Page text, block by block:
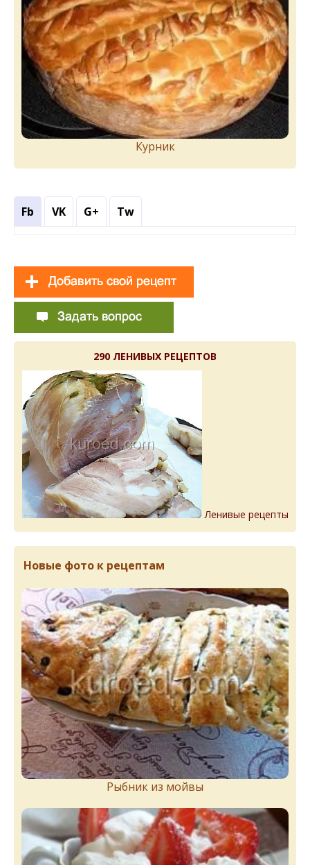
Курник
Fb VK G+ Tw
290 ЛЕНИВЫХ РЕЦЕПТОВ
Ленивые рецепты
Новые фото к рецептам
Рыбник из мойвы